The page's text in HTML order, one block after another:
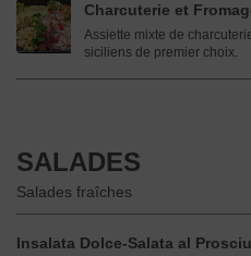
Charcuterie et
Assiette mixte de
siciliens de premier choix.
SALADES
Salades fraîches
Insalata Dolce-Salata al